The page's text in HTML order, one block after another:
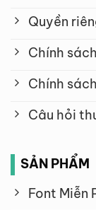
Quyền
Chính
Chính
Câu hỏi
SẢN PHẨM
Font Miễn